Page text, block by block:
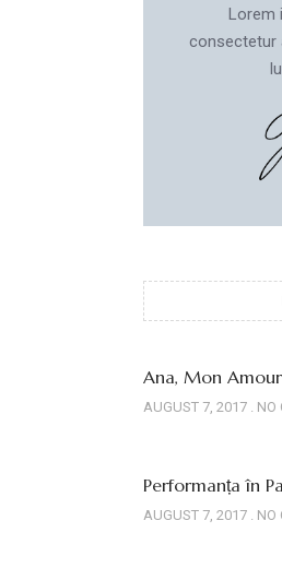
Lorem
consectetur
Ana, Mon Amour
AUGUST 7, 2017 NO
Performanța în
AUGUST 7, 2017 NO